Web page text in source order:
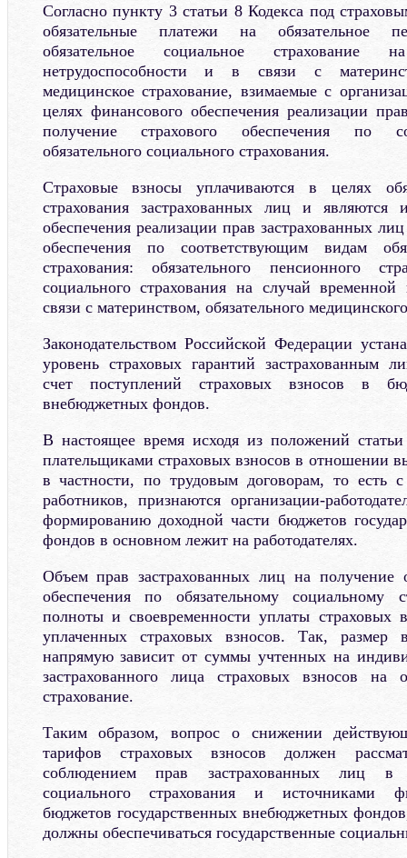
Согласно пункту 3 статьи 8 Кодекса под
обязательные платежи на обязательное
обязательное социальное страхование
нетрудоспособности и в связи с
медицинское страхование, взимаемые с
целях финансового обеспечения реализации
получение страхового обеспечения по
обязательного социального страхования.
Страховые взносы уплачиваются в целях
страхования застрахованных лиц и являются
обеспечения реализации прав застрахованных
обеспечения по соответствующим видам
страхования: обязательного пенсионного
социального страхования на случай
связи с материнством, обязательного
Законодательством Российской Федерации
уровень страховых гарантий застрахованным
счет поступлений страховых взносов в
внебюджетных фондов.
В настоящее время исходя из положений
плательщиками страховых взносов в отношении
в частности, по трудовым договорам, то есть
работников, признаются организации-
формированию доходной части бюджетов
фондов в основном лежит на работодателях.
Объем прав застрахованных лиц на получение
обеспечения по обязательному социальному
полноты и своевременности уплаты страховых
уплаченных страховых взносов. Так, размер
напрямую зависит от суммы учтенных на
застрахованного лица страховых взносов на
страхование.
Таким образом, вопрос о снижении
тарифов страховых взносов должен
соблюдением прав застрахованных лиц в
социального страхования и источниками
бюджетов государственных внебюджетных
должны обеспечиваться государственные